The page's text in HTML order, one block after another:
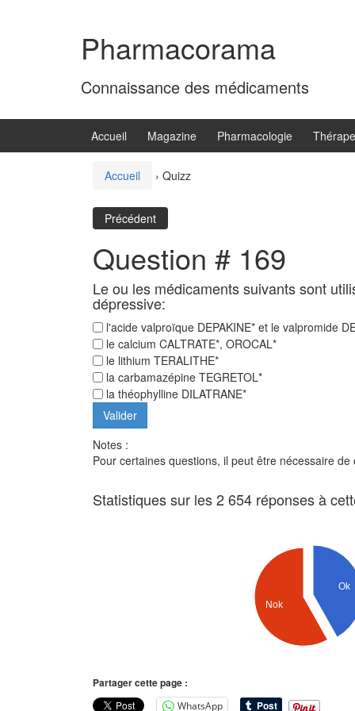
Pharmacorama
Connaissance des médicaments
Accueil Magazine Pharmacologie
Accueil › Quizz
Précédent
Question # 169
Le ou les médicaments suivants sont
dépressive:
l'acide valproïque DEPAKINE* et le valpromide
le calcium CALTRATE*, OROCAL*
le lithium TERALITHE*
la carbamazépine TEGRETOL*
la théophylline DILATRANE*
Notes :
Pour certaines questions, il peut être nécessaire
Statistiques sur les 2 654 réponses à
Ok
Nok
Partager cette page :
WhatsApp